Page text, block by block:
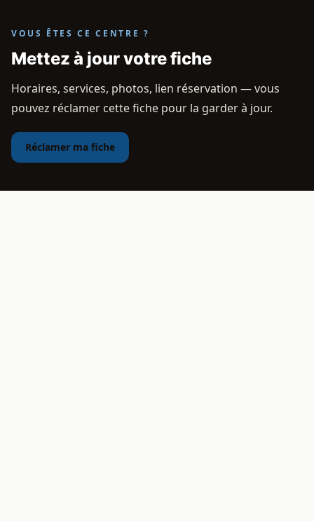
VOUS ÊTES CE CENTRE ?
Mettez à jour votre fiche
Horaires, services, photos, lien réservation — vous
pouvez réclamer cette fiche pour la garder à jour.
Réclamer ma fiche